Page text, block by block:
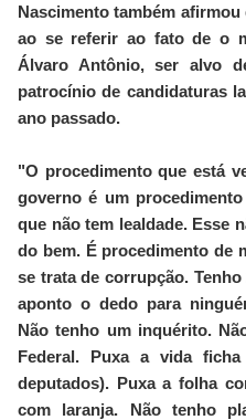
Nascimento também
ao se referir ao fato de o
Álvaro Antônio, ser alvo
patrocínio de candidaturas
ano passado.
"O procedimento que está
governo é um
que não tem lealdade. Esse
do bem. É procedimento de
se trata de corrupção.
aponto o dedo para
Não tenho um inquérito.
Federal. Puxa a vida
deputados). Puxa a folha
com laranja. Não tenho